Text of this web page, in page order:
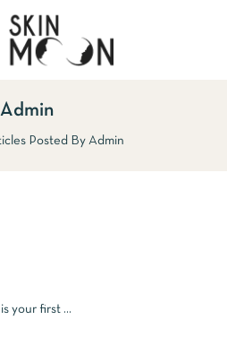
Admin
Posted By Admin
your first ...